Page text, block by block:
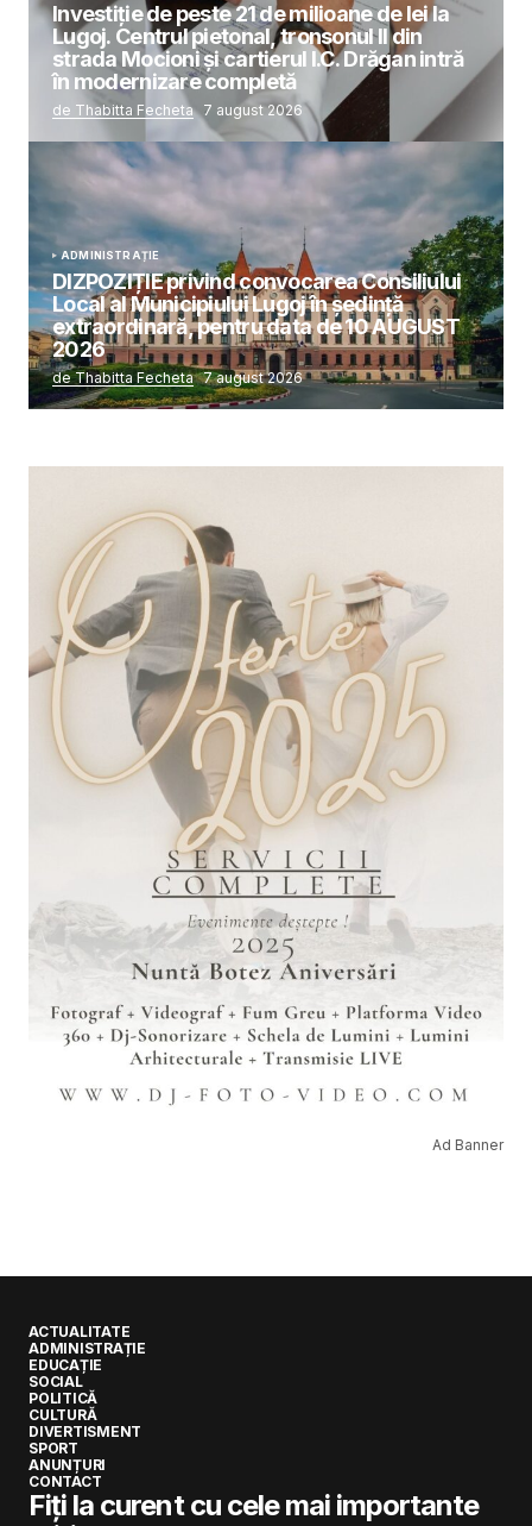
Investiție de peste 21 de milioane de lei la
Lugoj. Centrul pietonal, tronsonul II din
strada Mocioni și cartierul I.C. Drăgan intră
în modernizare completă
de Thabitta Fecheta 7 august 2026
ADMINISTRAȚIE
DIZPOZIȚIE privind convocarea Consiliului
Local al Municipiului Lugoj în şedinţă
extraordinară, pentru data de 10 AUGUST
2026
de Thabitta Fecheta 7 august 2026
Ad Banner
ACTUALITATE
ADMINISTRAȚIE
EDUCAȚIE
SOCIAL
POLITICĂ
CULTURĂ
DIVERTISMENT
SPORT
ANUNȚURI
CONTACT
Fiți la curent cu cele mai importante